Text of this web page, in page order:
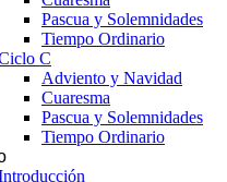
Pascua y Solemnidades
Tiempo Ordinario
C
Adviento y Navidad
Cuaresma
Pascua y Solemnidades
Tiempo Ordinario